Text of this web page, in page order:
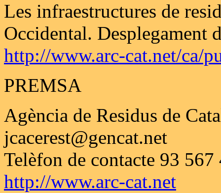
Les infraestructures de
Occidental.
http://www.arc-cat.net/ca/
PREMSA
Agència de Residus de
jcacerest@gencat.net
Telèfon de contacte 93 567
http://www.arc-cat.net